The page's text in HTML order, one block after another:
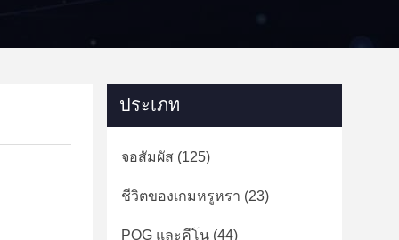
ประเภท
จอสัมผัส (125)
ชีวิตของเกมหรูหรา (23)
POG และคีโน (44)